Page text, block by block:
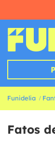
Funidelia
Fatos